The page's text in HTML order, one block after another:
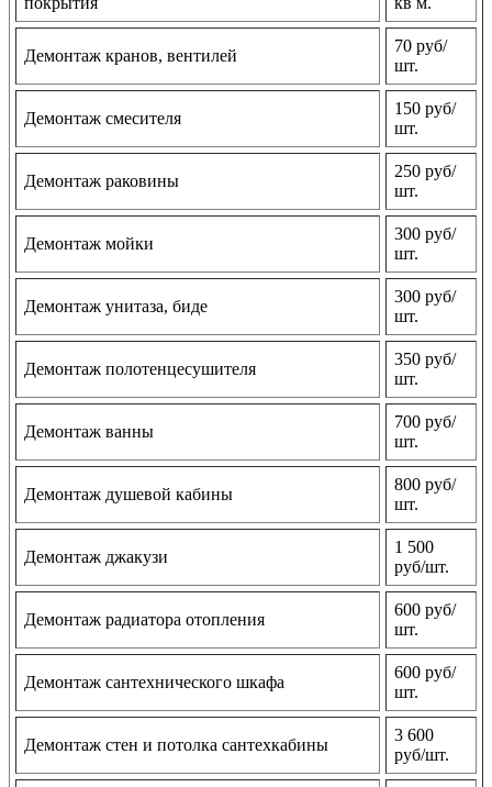
Демонтаж кранов, вентилей
70 руб/
шт.
Демонтаж смесителя
150 руб/
шт.
Демонтаж раковины
250 руб/
шт.
Демонтаж мойки
300 руб/
шт.
Демонтаж унитаза, биде
300 руб/
шт.
Демонтаж полотенцесушителя
350 руб/
шт.
Демонтаж ванны
700 руб/
шт.
Демонтаж душевой кабины
800 руб/
шт.
Демонтаж джакузи
1 500
руб/шт.
Демонтаж радиатора отопления
600 руб/
шт.
Демонтаж сантехнического шкафа
600 руб/
шт.
Демонтаж стен и потолка сантехкабины
3 600
руб/шт.